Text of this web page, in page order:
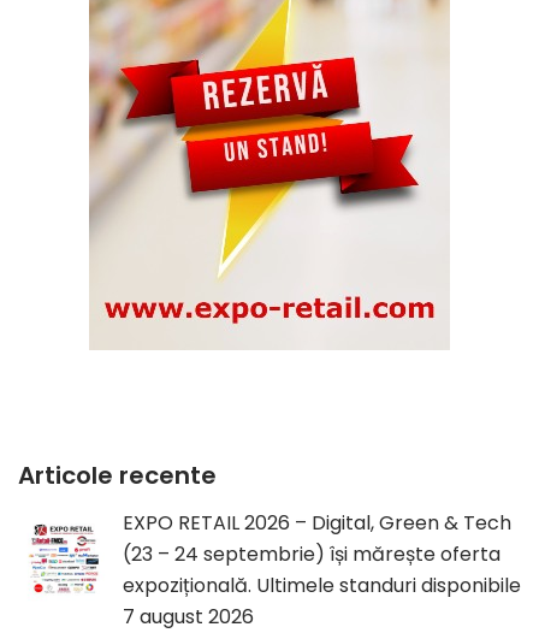
Articole recente
EXPO RETAIL 2026 – Digital, Green & Tech
(23 – 24 septembrie) își mărește oferta
expozițională. Ultimele standuri disponibile
7 august 2026